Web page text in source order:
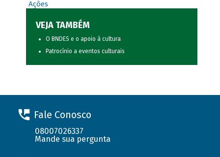
Ações
VEJA TAMBÉM
O BNDES e o apoio à cultura
Patrocínio a eventos culturais
Fale Conosco
08007026337
Mande sua pergunta